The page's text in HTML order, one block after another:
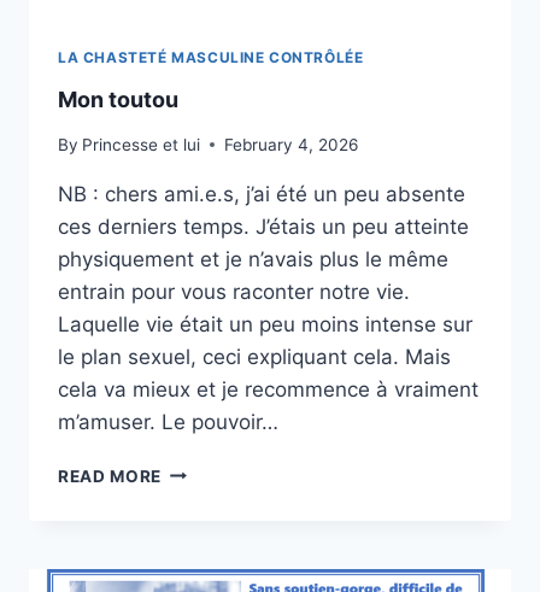
LA CHASTETÉ MASCULINE CONTRÔLÉE
Mon toutou
By Princesse et lui February 4, 2026
NB : chers ami.e.s, j’ai été un peu absente
ces derniers temps. J’étais un peu atteinte
physiquement et je n’avais plus le même
entrain pour vous raconter notre vie.
Laquelle vie était un peu moins intense sur
le plan sexuel, ceci expliquant cela. Mais
cela va mieux et je recommence à vraiment
m’amuser. Le pouvoir…
READ MORE MON